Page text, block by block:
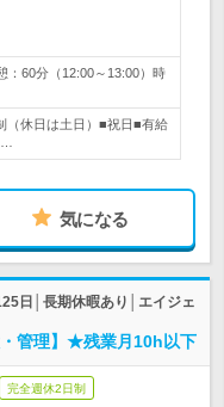
：60分（12:00～13:00）時
（休日は土日）■祝日■有給
気になる
日│長期休暇あり│エイジェ
管理】★残業月10h以下
完全週休2日制